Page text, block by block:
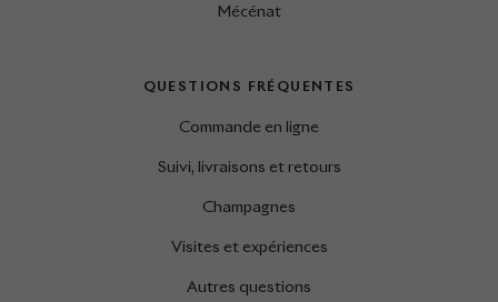
Mécénat
QUESTIONS FRÉQUENTES
Commande en ligne
Suivi, livraisons et retours
Champagnes
Visites et expériences
Autres questions